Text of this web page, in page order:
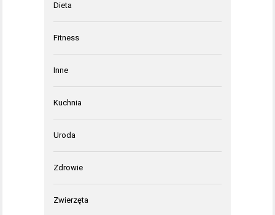
Dieta
Fitness
Inne
Kuchnia
Uroda
Zdrowie
Zwierzęta